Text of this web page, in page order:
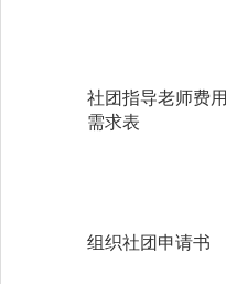
社团指导老师费用
需求表
组织社团申请书